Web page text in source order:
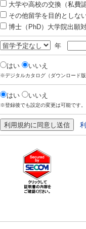
大学や高校の交換（私費
その他留学を目的としな
博士（PhD）大学院出願
年
はい いいえ
※デジタルカタログ（ダウンロード
はい いいえ
※登録後でも設定の変更は可能です。